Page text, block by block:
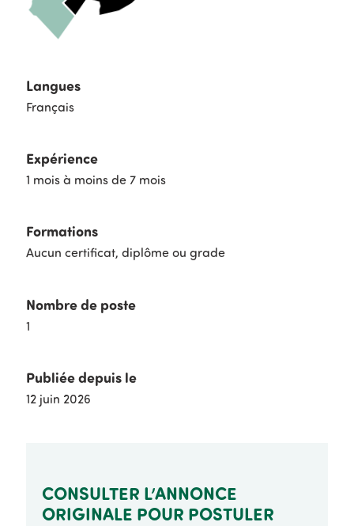
Langues
Français
Expérience
1 mois à moins de 7 mois
Formations
Aucun certificat, diplôme ou grade
Nombre de poste
1
Publiée depuis le
12 juin 2026
CONSULTER L’ANNONCE
ORIGINALE POUR POSTULER